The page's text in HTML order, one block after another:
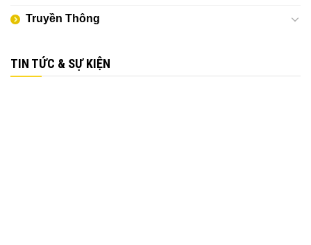
Truyền Thông
TIN TỨC & SỰ KIỆN